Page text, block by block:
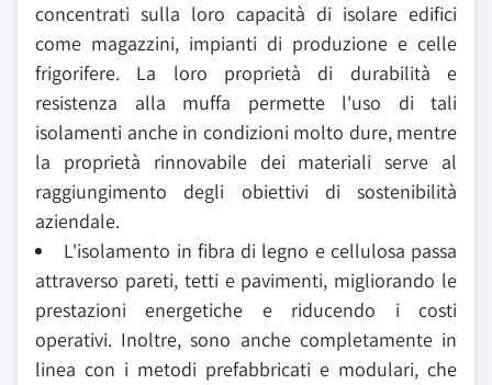
concentrati sulla loro capacità di isolare edifici
come magazzini, impianti di produzione e celle
frigorifere. La loro proprietà di durabilità e
resistenza alla muffa permette l'uso di tali
isolamenti anche in condizioni molto dure, mentre
la proprietà rinnovabile dei materiali serve al
raggiungimento degli obiettivi di sostenibilità
aziendale.
L'isolamento in fibra di legno e cellulosa passa
attraverso pareti, tetti e pavimenti, migliorando le
prestazioni energetiche e riducendo i costi
operativi. Inoltre, sono anche completamente in
linea con i metodi prefabbricati e modulari, che